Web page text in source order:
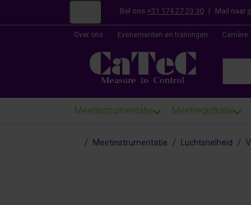
Bel ons +31 174 27 23 30 | Mail naar
Over ons Evenementen en trainingen Carrière
Meetinstrumentatie Meetregistratie
Startpagina
Meetinstrumentatie Luchtsnelheid